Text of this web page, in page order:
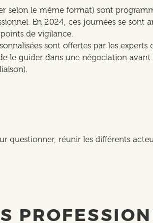
le même format) sont
En 2024, ces journées se sont
de vigilance.
sont offertes par les
le guider dans une négociation
questionner, réunir les différents